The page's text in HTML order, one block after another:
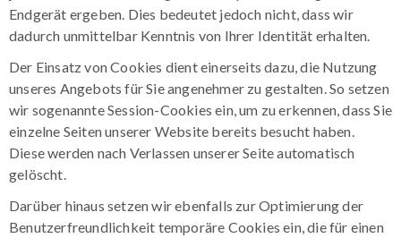
Endgerät ergeben. Dies bedeutet jedoch nicht, dass wir
dadurch unmittelbar Kenntnis von Ihrer Identität erhalten.
Der Einsatz von Cookies dient einerseits dazu, die Nutzung
unseres Angebots für Sie angenehmer zu gestalten. So setzen
wir sogenannte Session-Cookies ein, um zu erkennen, dass Sie
einzelne Seiten unserer Website bereits besucht haben.
Diese werden nach Verlassen unserer Seite automatisch
gelöscht.
Darüber hinaus setzen wir ebenfalls zur Optimierung der
Benutzerfreundlichkeit temporäre Cookies ein, die für einen